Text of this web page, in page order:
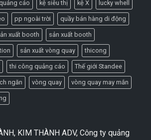
cáo kệ siêu thị kệ X lucky whell
pp ngoài trời quầy bán hàng di động
xuất booth sản xuất booth
sản xuất vòng quay thicong
thi công quảng cáo Thế giới Standee
ngăn vòng quay vòng quay may mắn
KIM THÀNH ADV, Công ty quảng